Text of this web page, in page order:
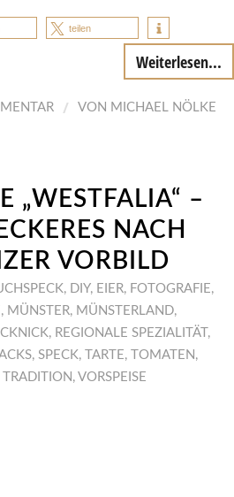
teilen
Weiterlesen...
/ VON MICHAEL NÖLKE
„WESTFALIA“ –
NACH
VORBILD
, DIY, EIER, FOTOGRAFIE,
, MÜNSTER, MÜNSTERLAND,
, REGIONALE SPEZIALITÄT ,
, SPECK, TARTE, TOMATEN ,
TRADITION , VORSPEISE